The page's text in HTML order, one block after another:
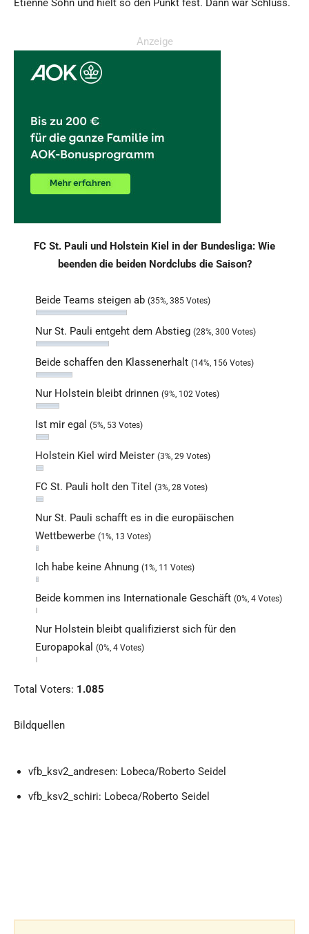
Etienne Sohn und hielt so den Punkt fest. Dann war Schluss.
Anzeige
FC St. Pauli und Holstein Kiel in der Bundesliga: Wie
beenden die beiden Nordclubs die Saison?
Beide Teams steigen ab (35%, 385 Votes)
Nur St. Pauli entgeht dem Abstieg (28%, 300 Votes)
Beide schaffen den Klassenerhalt (14%, 156 Votes)
Nur Holstein bleibt drinnen (9%, 102 Votes)
Ist mir egal (5%, 53 Votes)
Holstein Kiel wird Meister (3%, 29 Votes)
FC St. Pauli holt den Titel (3%, 28 Votes)
Nur St. Pauli schafft es in die europäischen
Wettbewerbe (1%, 13 Votes)
Ich habe keine Ahnung (1%, 11 Votes)
Beide kommen ins Internationale Geschäft (0%, 4 Votes)
Nur Holstein bleibt qualifizierst sich für den
Europapokal (0%, 4 Votes)
Total Voters: 1.085
Bildquellen
vfb_ksv2_andresen: Lobeca/Roberto Seidel
vfb_ksv2_schiri: Lobeca/Roberto Seidel